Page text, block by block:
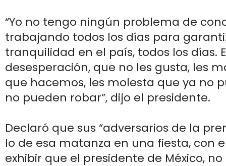
“Yo no tengo ningún problema de
trabajando todos los días para
tranquilidad en el país, todos los días.
desesperación, que no les gusta, les
que hacemos, les molesta que ya no
no pueden robar”, dijo el presidente.
Declaró que sus “adversarios de la
lo de esa matanza en una fiesta, con
exhibir que el presidente de México,